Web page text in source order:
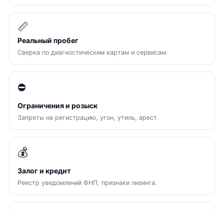
📏
Реальный пробег
Сверка по диагностическим картам и сервисам.
⛔
Ограничения и розыск
Запреты на регистрацию, угон, утиль, арест.
💰
Залог и кредит
Реестр уведомлений ФНП, признаки лизинга.